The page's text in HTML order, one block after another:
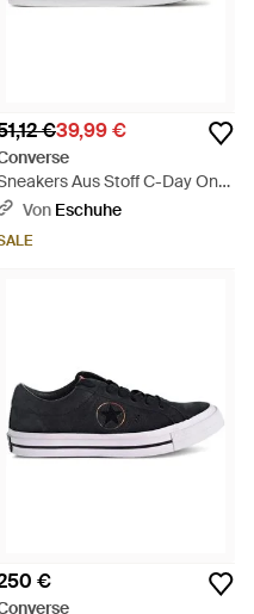
€39,99 €
Aus Stoff C-Day One
A15625C - Schwarz
Von Eschuhe
€